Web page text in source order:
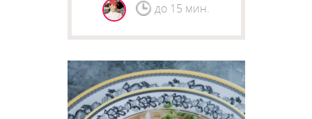
до 15 мин.